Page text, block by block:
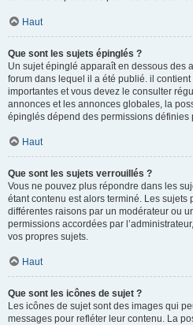
Haut
Que sont les sujets épinglés ?
Un sujet épinglé apparaît en dessous des
forum dans lequel il a été publié. il
importantes et vous devez le consulter
annonces et les annonces globales, la
épinglés dépend des permissions définies
Haut
Que sont les sujets verrouillés ?
Vous ne pouvez plus répondre dans les
étant contenu est alors terminé. Les sujets
différentes raisons par un modérateur ou
permissions accordées par
vos propres sujets.
Haut
Que sont les icônes de sujet ?
Les icônes de sujet sont des images qui
messages pour refléter leur contenu. La